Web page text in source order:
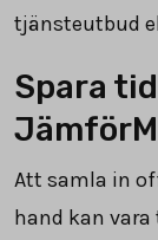
tjänsteutbud
Spara
Att samla in
hand kan